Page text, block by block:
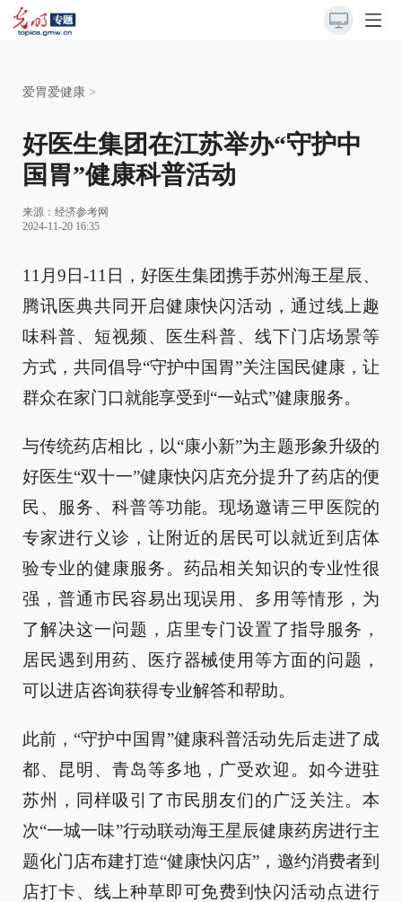
爱胃爱健康 >
好医生集团在江苏举办“守护中
国胃”健康科普活动
来源： 经济参考网
2024-11-20 16:35
11月9日-11日，好医生集团携手苏州海王星辰、
腾讯医典共同开启健康快闪活动，通过线上趣
味科普、短视频、医生科普、线下门店场景等
方式，共同倡导“守护中国胃”关注国民健康，让
群众在家门口就能享受到“一站式”健康服务。
与传统药店相比，以“康小新”为主题形象升级的
好医生“双十一”健康快闪店充分提升了药店的便
民、服务、科普等功能。现场邀请三甲医院的
专家进行义诊，让附近的居民可以就近到店体
验专业的健康服务。药品相关知识的专业性很
强，普通市民容易出现误用、多用等情形，为
了解决这一问题，店里专门设置了指导服务，
居民遇到用药、医疗器械使用等方面的问题，
可以进店咨询获得专业解答和帮助。
此前，“守护中国胃”健康科普活动先后走进了成
都、昆明、青岛等多地，广受欢迎。如今进驻
苏州，同样吸引了市民朋友们的广泛关注。本
次“一城一味”行动联动海王星辰健康药房进行主
题化门店布建打造“健康快闪店”，邀约消费者到
店打卡、线上种草即可免费到快闪活动点进行